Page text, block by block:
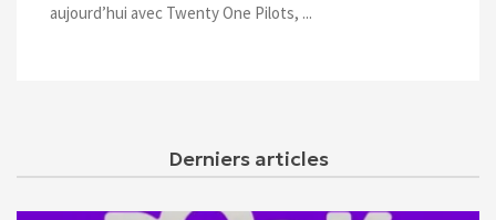
aujourd’hui avec Twenty One Pilots, ...
Derniers articles